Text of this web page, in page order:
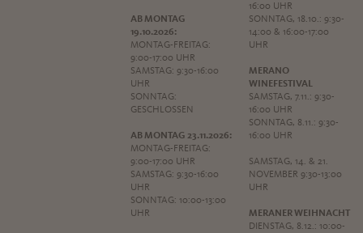
AB MONTAG
19.10.2026:
MONTAG-FREITAG:
9:00-17:00 UHR
SAMSTAG: 9:30-16:00
UHR
SONNTAG:
GESCHLOSSEN
AB MONTAG 23.11.2026:
MONTAG-FREITAG:
9:00-17:00 UHR
SAMSTAG: 9:30-16:00
UHR
SONNTAG: 10:00-13:00
UHR
16:00 UHR
SONNTAG, 18.10.: 9:30-
14:00 & 16:00-17:00
UHR
MERANO
WINEFESTIVAL
SAMSTAG, 7.11.: 9:30-
16:00 UHR
SONNTAG, 8.11.: 9:30-
16:00 UHR
SAMSTAG, 14. & 21.
NOVEMBER 9:30-13:00
UHR
MERANER WEIHNACHT
DIENSTAG, 8.12.: 10:00-